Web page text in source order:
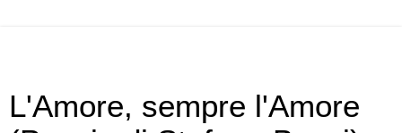
L'Amore, sempre l'Amore